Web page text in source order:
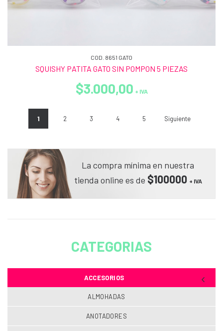
COD. 8651 GATO
SQUISHY PATITA GATO SIN POMPON 5 PIEZAS
$3.000,00 + IVA
1 2 3 4 5 Siguiente
La compra mínima en nuestra
tienda online es de $100000 + IVA
CATEGORIAS
ACCESORIOS
ALMOHADAS
ANOTADORES